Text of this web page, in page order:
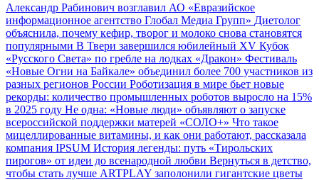
Александр Рабинович возглавил АО «Евразийское
информационное агентство Глобал Медиа Групп» Диетолог
объяснила, почему кефир, творог и молоко снова становятся
популярными В Твери завершился юбилейный XV Кубок
«Русского Света» по гребле на лодках «Дракон» Фестиваль
«Новые Огни на Байкале» объединил более 700 участников из
разных регионов России Роботизация в мире бьет новые
рекорды: количество промышленных роботов выросло на 15%
в 2025 году Не одна: «Новые люди» объявляют о запуске
всероссийской поддержки матерей «СОЛО+» Что такое
мицеллированные витамины, и как они работают, рассказала
компания IPSUM История легенды: путь «Тирольских
пирогов» от идеи до всенародной любви Вернуться в детство,
чтобы стать лучше ARTPLAY заполонили гигантские цветы